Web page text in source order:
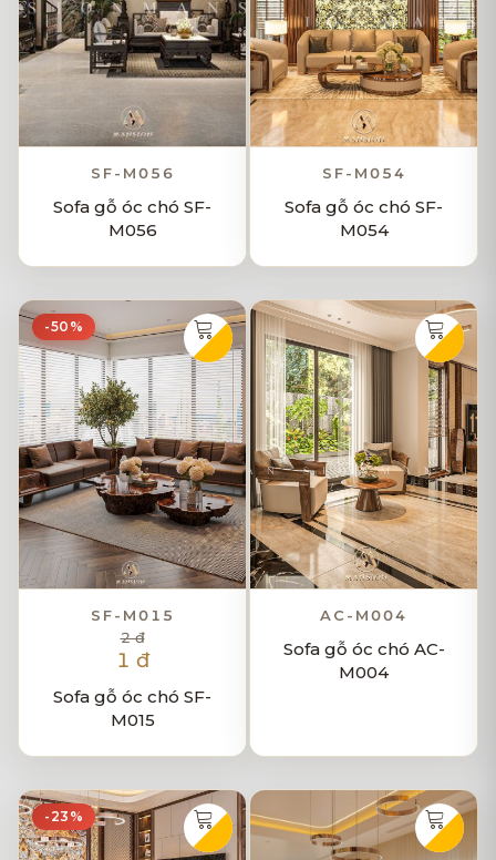
SF-M056
Sofa gỗ óc chó SF-
M056
SF-M054
Sofa gỗ óc chó SF-
M054
-50%
SF-M015
2 đ
1 đ
Sofa gỗ óc chó SF-
M015
AC-M004
Sofa gỗ óc chó AC-
M004
-23%